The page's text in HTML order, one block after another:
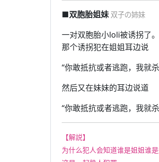
■双胞胎姐妹 双子の姉妹
一对双胞胎小loli被诱拐了。
那个诱拐犯在姐姐耳边说
“你敢抵抗或者逃跑，我就
然后又在妹妹的耳边说道
“你敢抵抗或者逃跑，我就
【解説】
为什么犯人会知道谁是姐姐谁是